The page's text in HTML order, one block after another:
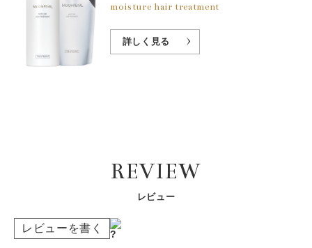
moisture hair treatment
詳しく見る
REVIEW
レビュー
レビューを書く